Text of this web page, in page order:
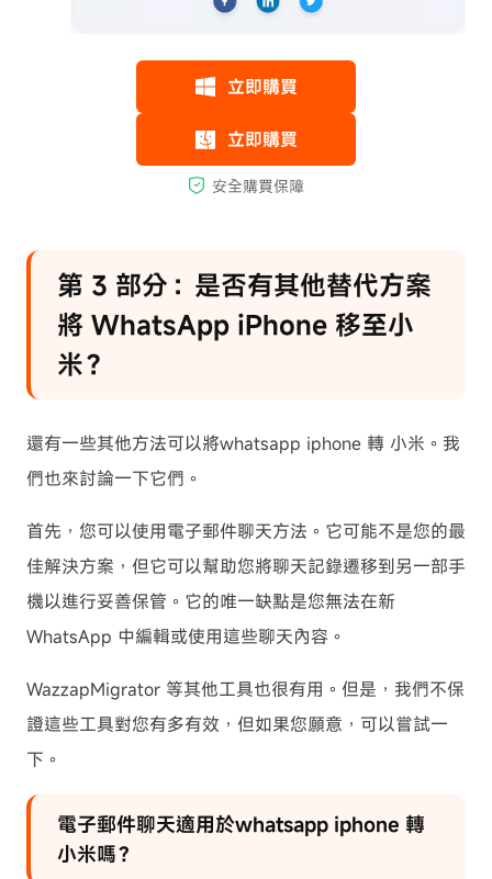
第 3 部分：是否有其他替代方案
將 WhatsApp iPhone 移至小
米？
還有一些其他方法可以將whatsapp iphone 轉 小米。我
們也來討論一下它們。
首先，您可以使用電子郵件聊天方法。它可能不是您的最
佳解決方案，但它可以幫助您將聊天記錄遷移到另一部手
機以進行妥善保管。它的唯一缺點是您無法在新
WhatsApp 中編輯或使用這些聊天內容。
WazzapMigrator 等其他工具也很有用。但是，我們不保
證這些工具對您有多有效，但如果您願意，可以嘗試一
下。
電子郵件聊天適用於whatsapp iphone 轉
小米嗎？